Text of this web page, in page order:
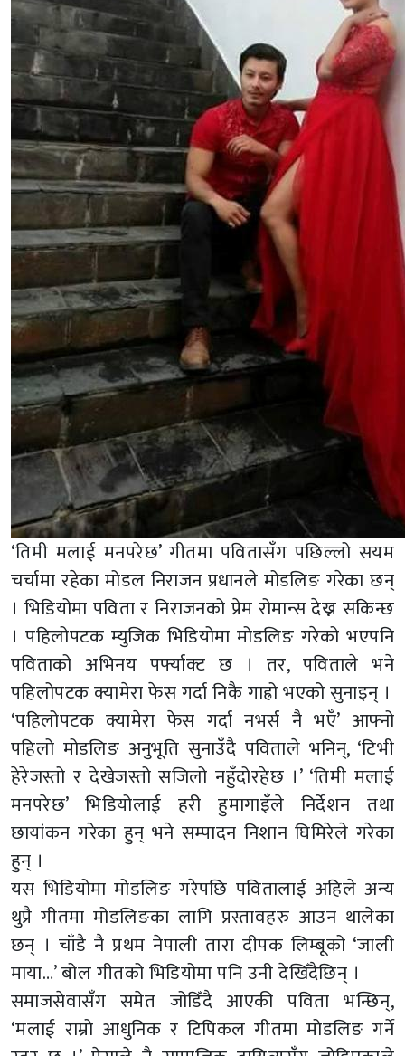
‘तिमी मलाई मनपरेछ’ गीतमा पवितासँग पछिल्लो सयम
चर्चामा रहेका मोडल निराजन प्रधानले मोडलिङ गरेका छन्
। भिडियोमा पविता र निराजनको प्रेम रोमान्स देख्न सकिन्छ
। पहिलोपटक म्युजिक भिडियोमा मोडलिङ गरेको भएपनि
पविताको अभिनय पर्फ्याक्ट छ । तर, पविताले भने
पहिलोपटक क्यामेरा फेस गर्दा निकै गाह्रो भएको सुनाइन् ।
‘पहिलोपटक क्यामेरा फेस गर्दा नभर्स नै भएँ’ आफ्नो
पहिलो मोडलिङ अनुभूति सुनाउँदै पविताले भनिन्, ‘टिभी
हेरेजस्तो र देखेजस्तो सजिलो नहुँदोरहेछ ।’ ‘तिमी मलाई
मनपरेछ’ भिडियोलाई हरी हुमागाइँले निर्देशन तथा
छायांकन गरेका हुन् भने सम्पादन निशान घिमिरेले गरेका
हुन् ।
यस भिडियोमा मोडलिङ गरेपछि पवितालाई अहिले अन्य
थुप्रै गीतमा मोडलिङका लागि प्रस्तावहरु आउन थालेका
छन् । चाँडै नै प्रथम नेपाली तारा दीपक लिम्बूको ‘जाली
माया…’ बोल गीतको भिडियोमा पनि उनी देखिँदैछिन् ।
समाजसेवासँग समेत जोडिँदै आएकी पविता भन्छिन्,
‘मलाई राम्रो आधुनिक र टिपिकल गीतमा मोडलिङ गर्ने